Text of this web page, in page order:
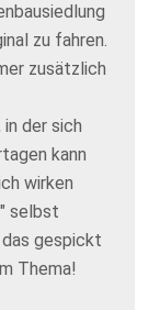
zu fahren.
zusätzlich
der sich
kann
wirken
selbst
gespickt
Thema!